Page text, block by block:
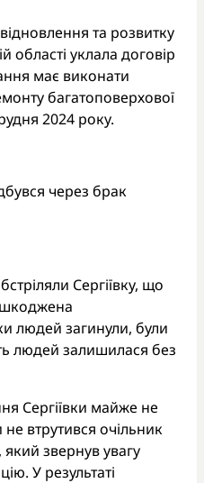
та розвитку
області уклала договір
має виконати
багатоповерхової
2024 року.
через брак
Сергіївку, що
людей загинули, були
людей залишилася без
Сергіївки майже не
втрутився очільник
звернув увагу
У результаті